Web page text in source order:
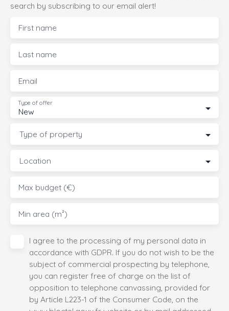
search by subscribing to our email alert!
First name
Last name
Email
New
Type of offer
Type of property
Location
Max budget (€)
Min area (m²)
I agree to the processing of my personal data in
accordance with GDPR. If you do not wish to be the
subject of commercial prospecting by telephone,
you can register free of charge on the list of
opposition to telephone canvassing, provided for
by Article L223-1 of the Consumer Code, on the